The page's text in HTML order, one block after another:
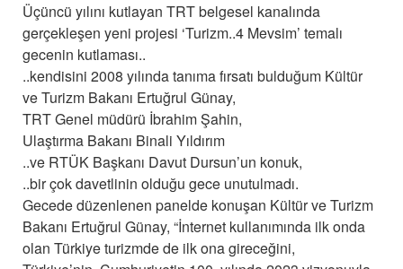
Üçüncü yılını kutlayan TRT belgesel kanalında
gerçekleşen yeni projesi ‘Turizm..4 Mevsim’ temalı
gecenin kutlaması..
..kendisini 2008 yılında tanıma fırsatı bulduğum Kültür
ve Turizm Bakanı Ertuğrul Günay,
TRT Genel müdürü İbrahim Şahin,
Ulaştırma Bakanı Binali Yıldırım
..ve RTÜK Başkanı Davut Dursun’un konuk,
..bir çok davetlinin olduğu gece unutulmadı.
Gecede düzenlenen panelde konuşan Kültür ve Turizm
Bakanı Ertuğrul Günay, “İnternet kullanımında ilk onda
olan Türkiye turizmde de ilk ona gireceğini,